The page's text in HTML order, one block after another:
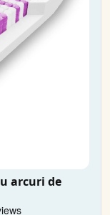
arcuri de